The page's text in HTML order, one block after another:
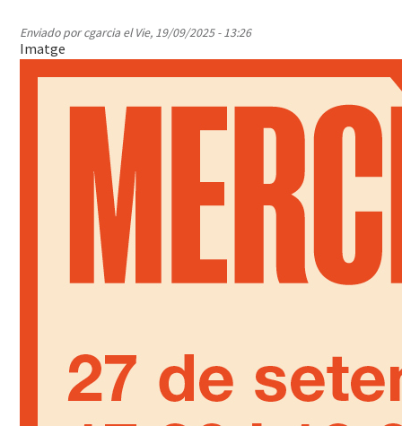
Enviado porcgarcia elVie, 19/09/2025 - 13:26
Imatge